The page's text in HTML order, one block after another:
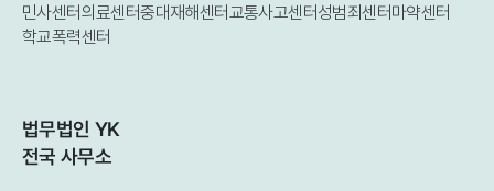
민사센터의료센터중대재해센터교통사고센터성범죄센터마약센터
학교폭력센터
법무법인 YK
전국 사무소